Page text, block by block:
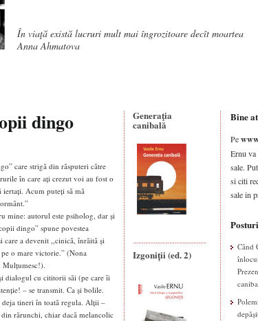
În viaţă există lucruri mult mai îngrozitoare decît moartea
Anna Ahmatova
dingo
care strigă din răsputeri către
în care ați crezut voi au fost o
Acum puteți să mă
mine: autorul este psiholog, dar și
dingo” spune povestea
care a devenit ,,cinică, înrăită și
o mare victorie.” (Nona
Mulțumesc!).
dialogul cu cititorii săi (pe care îi
– se transmit. Ca și bolile.
tineri în toată regula. Alții –
rărunchi, chiar dacă melancolic
Generaţia
canibală
Izgoniții (ed. 2)
Bine
Pe
Ernu va
sale.
si citi
sale in
Când